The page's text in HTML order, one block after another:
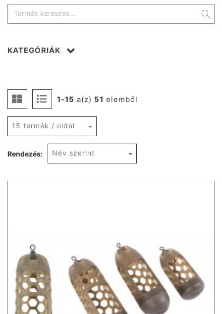
1-15 a(z) 51 elemből
15 termék / oldal
Rendezés: Név szerint
KATEGÓRIÁK